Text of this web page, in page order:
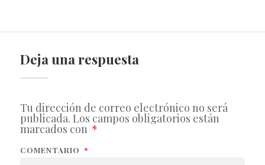
Deja una respuesta
Tu dirección de correo electrónico no será
publicada. Los campos obligatorios están
marcados con *
COMENTARIO *